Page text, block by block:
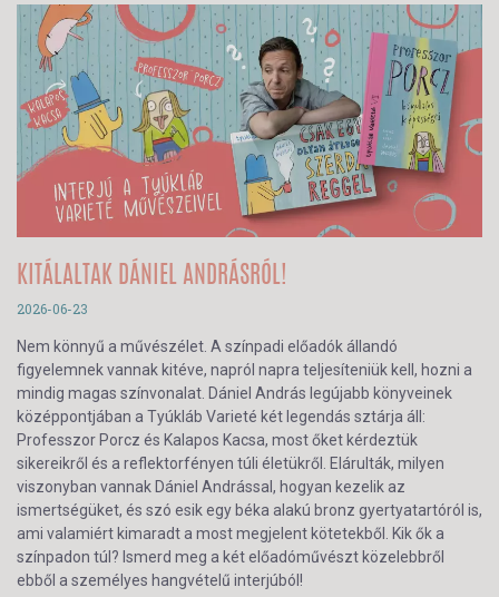
KITÁLALTAK DÁNIEL ANDRÁSRÓL!
2026-06-23
Nem könnyű a művészélet. A színpadi előadók állandó
figyelemnek vannak kitéve, napról napra teljesíteniük kell, hozni a
mindig magas színvonalat. Dániel András legújabb könyveinek
középpontjában a Tyúkláb Varieté két legendás sztárja áll:
Professzor Porcz és Kalapos Kacsa, most őket kérdeztük
sikereikről és a reflektorfényen túli életükről. Elárulták, milyen
viszonyban vannak Dániel Andrással, hogyan kezelik az
ismertségüket, és szó esik egy béka alakú bronz gyertyatartóról is,
ami valamiért kimaradt a most megjelent kötetekből. Kik ők a
színpadon túl? Ismerd meg a két előadóművészt közelebbről
ebből a személyes hangvételű interjúból!